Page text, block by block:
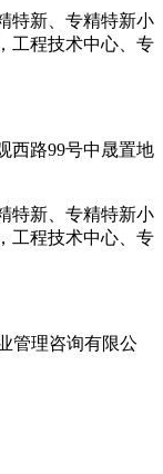
西路99号中晟置地
管理咨询有限公